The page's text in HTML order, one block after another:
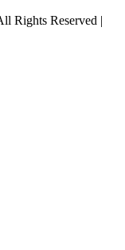
Rights Reserved |